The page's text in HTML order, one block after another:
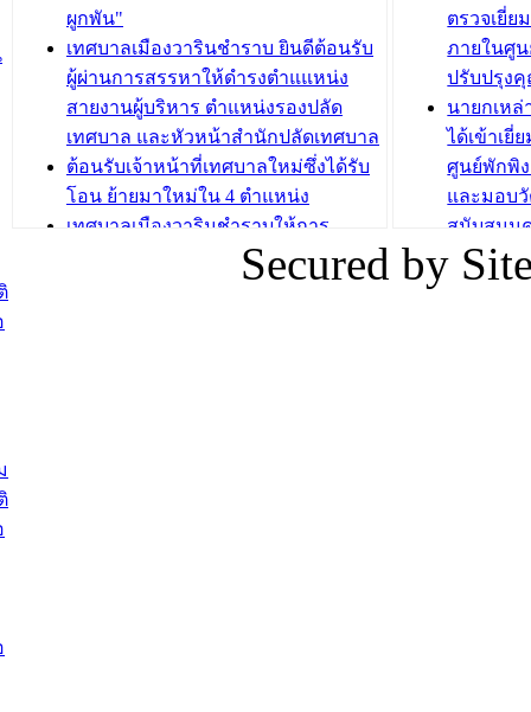
ระยะสั้น ประจำปี 2568 (หลักสูตรการ
ถักทอผลิตภัณฑ์จากถุงพลาสติก)
บทความ อื่นๆ ...
เทศบาลเ
ปรึกษาห
วัยของอ
บทความ อื่นๆ ...
ผูกพัน"
เทศบาลเมืองวารินชำราบ ยินดีต้อนรับ
ผู้ผ่านการสรรหาให้ดำรงตำแแหน่ง
สายงานผู้บริหาร ตำแหน่งรองปลัด
เทศบาล และหัวหน้าสำนักปลัดเทศบาล
ต้อนรับเจ้าหน้าที่เทศบาลใหม่ซึ่งได้รับ
โอน ย้ายมาใหม่ใน 4 ตำแหน่ง
เทศบาลเมืองวารินชำราบให้การ
ต้อนรับพนักงานเทศบาลผู้ผ่านการ
สรรหาให้ดำรงตำแหน่งสายงานผู้
ตรวจเยี่ย
ภายในศู
ปรับปรุง
นายกเห
ได้เข้าเยี่
ศูนย์พักพิ
และมอบ
สนับสนุน
ภัยน้ำท่วม
ภาพบรร
Secured by